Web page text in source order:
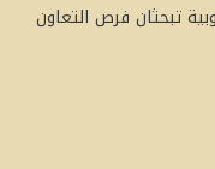
تبحثان فرص التعاون